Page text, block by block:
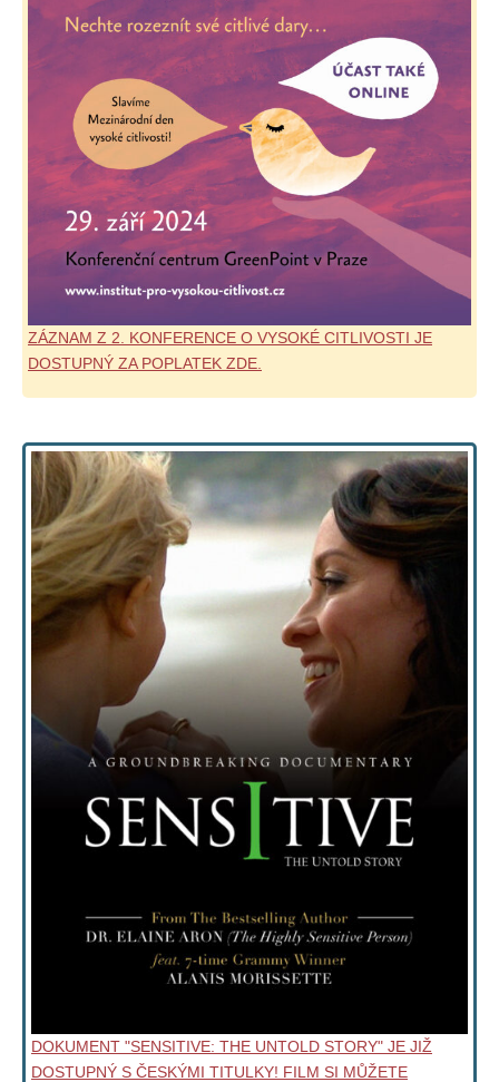
ZÁZNAM Z 2. KONFERENCE O VYSOKÉ CITLIVOSTI JE
DOSTUPNÝ ZA POPLATEK ZDE.
DOKUMENT "SENSITIVE: THE UNTOLD STORY" JE JIŽ
DOSTUPNÝ S ČESKÝMI TITULKY! FILM SI MŮŽETE